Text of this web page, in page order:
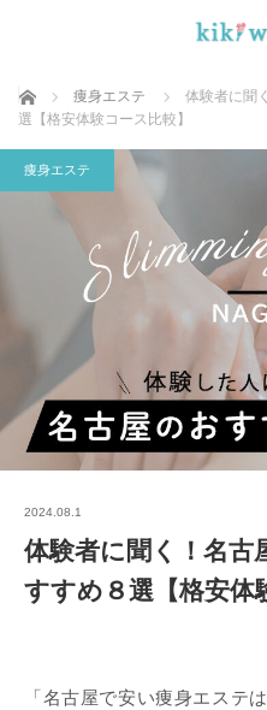
ホーム 痩身エステ
体験者に聞
選【格安体験コース比較】
痩身エステ
2024.08.1
体験者に聞く！名古
すすめ８選【格安体
「名古屋で安い痩身エステ